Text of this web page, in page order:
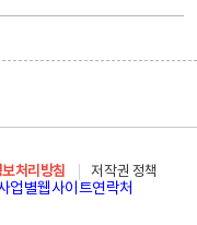
처리방침
저작권 정책
업별웹사이트연락처